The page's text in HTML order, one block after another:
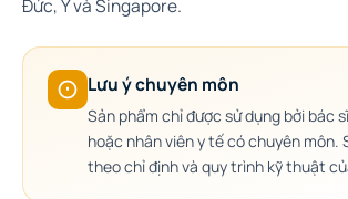
Đức, Ý và Singapore.
Lưu ý chuyên môn
Sản phẩm chỉ được sử dụng bởi bác
hoặc nhân viên y tế có chuyên môn.
theo chỉ định và quy trình kỹ thuật